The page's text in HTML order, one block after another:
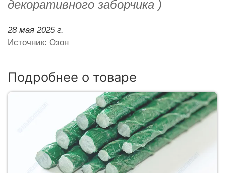
декоративного заборчика )
28 мая 2025 г.
Источник: Озон
Подробнее о товаре